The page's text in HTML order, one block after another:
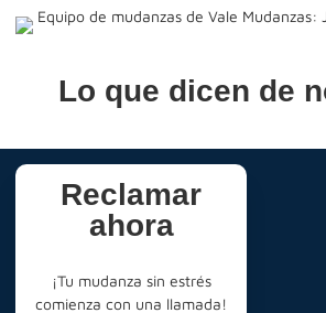
Lo que dicen de
Reclamar
ahora
¡Tu mudanza sin estrés
comienza con una llamada!